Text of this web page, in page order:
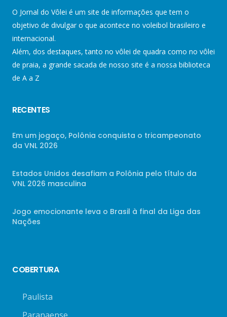
O Jornal do Vôlei é um site de informações que tem o
objetivo de divulgar o que acontece no voleibol brasileiro e
internacional.
Além, dos destaques, tanto no vôlei de quadra como no vôlei
de praia, a grande sacada de nosso site é a nossa biblioteca
de A a Z
RECENTES
Em um jogaço, Polônia conquista o tricampeonato
da VNL 2026
Estados Unidos desafiam a Polônia pelo título da
VNL 2026 masculina
Jogo emocionante leva o Brasil à final da Liga das
Nações
COBERTURA
Paulista